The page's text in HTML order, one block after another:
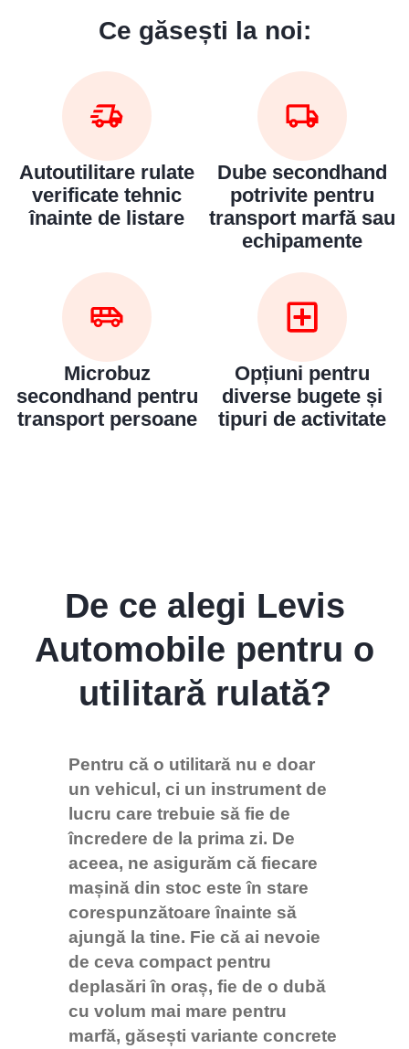
Ce găsești la noi:
Autoutilitare rulate
verificate tehnic
înainte de listare
Dube secondhand
potrivite pentru
transport marfă sau
echipamente
Microbuz
secondhand pentru
transport persoane
Opțiuni pentru
diverse bugete și
tipuri de activitate
De ce alegi Levis
Automobile pentru o
utilitară rulată?
Pentru că o utilitară nu e doar
un vehicul, ci un instrument de
lucru care trebuie să fie de
încredere de la prima zi. De
aceea, ne asigurăm că fiecare
mașină din stoc este în stare
corespunzătoare înainte să
ajungă la tine. Fie că ai nevoie
de ceva compact pentru
deplasări în oraș, fie de o dubă
cu volum mai mare pentru
marfă, găsești variante concrete
Bun venit pe chatul nostru!
Vă rugăm să introduceți adresa de e-mail pentru a
începe conversația cu noi. Vom folosi această adresă
pentru a vă trimite transcrierea discuției.
Email Address
Start Chat